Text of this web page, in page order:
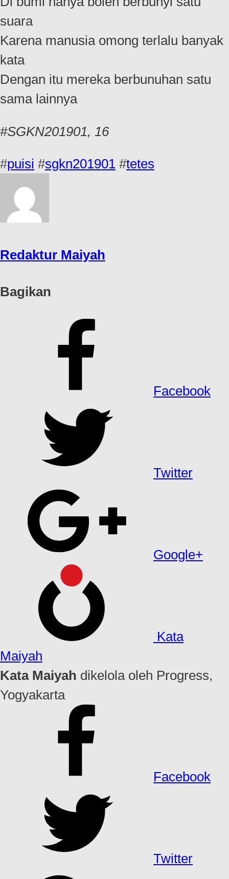
suara
Karena manusia omong terlalu banyak
kata
Dengan itu mereka berbunuhan satu
sama lainnya
#SGKN201901, 16
#puisi #sgkn201901 #tetes
Redaktur Maiyah
Bagikan
Facebook
Twitter
Google+
Kata
Maiyah
Kata Maiyah dikelola oleh Progress,
Yogyakarta
Facebook
Twitter